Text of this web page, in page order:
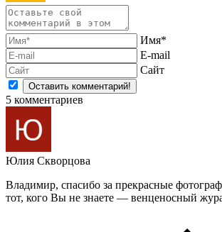
Имя*
E-mail
Сайт
5 комментариев
Юлия Скворцова
Владимир, спасибо за прекрасные
тот, кого Вы не знаете — венценосный